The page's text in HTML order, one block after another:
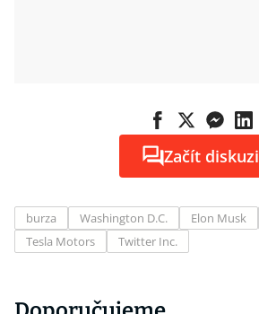
Začít diskuzi
burza Washington D.C. Elon Musk
Tesla Motors
Twitter Inc.